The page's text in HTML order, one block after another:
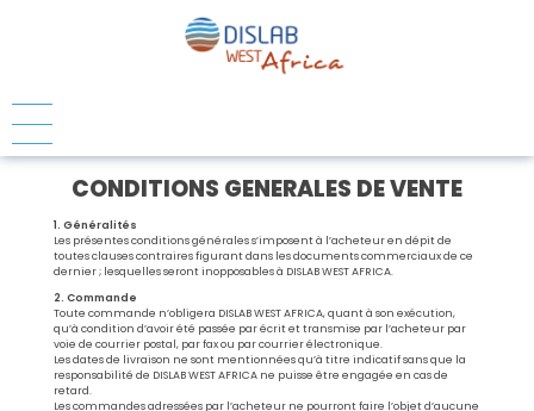
Accueil
Qui sommes-nous ?
Historique
Carrière
Nos Services
Négoce
Agencement de laboratoire
Services support
Soufflage de verre
NOS CATALOGUES
Plaquette ASV
Catalogue verrerie dislab
Nos marques
Nos Réalisations
CONDITIONS GENERALES DE VENTE
1. Généralités
Les présentes conditions générales s’imposent à l’acheteur en dépit de
toutes clauses contraires figurant dans les documents commerciaux de ce
dernier ; lesquelles seront inopposables à DISLAB WEST AFRICA.
2. Commande
Toute commande n’obligera DISLAB WEST AFRICA, quant à son exécution,
qu’à condition d’avoir été passée par écrit et transmise par l’acheteur par
voie de courrier postal, par fax ou par courrier électronique.
Les dates de livraison ne sont mentionnées qu’à titre indicatif sans que la
responsabilité de DISLAB WEST AFRICA ne puisse être engagée en cas de
retard.
Les commandes adressées par l’acheteur ne pourront faire l’objet d’aucune